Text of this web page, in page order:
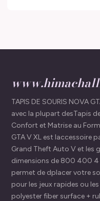
TAPIS DE SOURIS NOVA
avec la plupart desTapis
Confort et Matrise au
GTA V XL est laccessoire
Grand Theft Auto V et les
dimensions de 800 400 4
permet de dplacer votre
pour les jeux rapides ou
polyester fiber surface +